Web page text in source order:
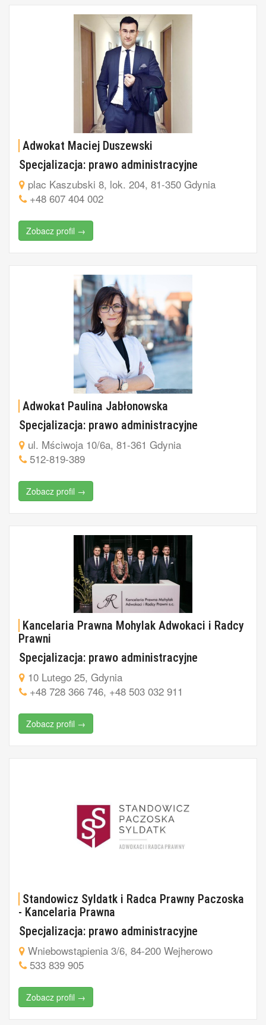
Adwokat Maciej Duszewski
Specjalizacja: prawo administracyjne
plac Kaszubski 8, lok. 204, 81-350 Gdynia
+48 607 404 002
Zobacz profil →
Adwokat Paulina Jabłonowska
Specjalizacja: prawo administracyjne
ul. Mściwoja 10/6a, 81-361 Gdynia
512-819-389
Zobacz profil →
Kancelaria Prawna Mohylak Adwokaci i Radcy
Prawni
Specjalizacja: prawo administracyjne
10 Lutego 25, Gdynia
+48 728 366 746, +48 503 032 911
Zobacz profil →
Standowicz Syldatk i Radca Prawny Paczoska
- Kancelaria Prawna
Specjalizacja: prawo administracyjne
Wniebowstąpienia 3/6, 84-200 Wejherowo
533 839 905
Zobacz profil →